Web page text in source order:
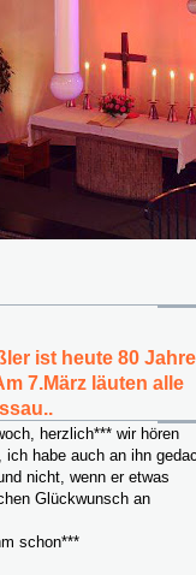
ist heute 80 Jahre
7.März läuten alle
herzlich*** wir hören
ich habe auch an ihn
nicht, wenn er etwas
Glückwunsch an
schon***